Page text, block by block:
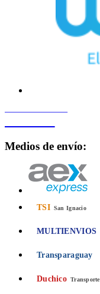
Medios de envío:
TSI San Ignacio
MULTIENVIOS
Transparaguay
Duchico Transporte